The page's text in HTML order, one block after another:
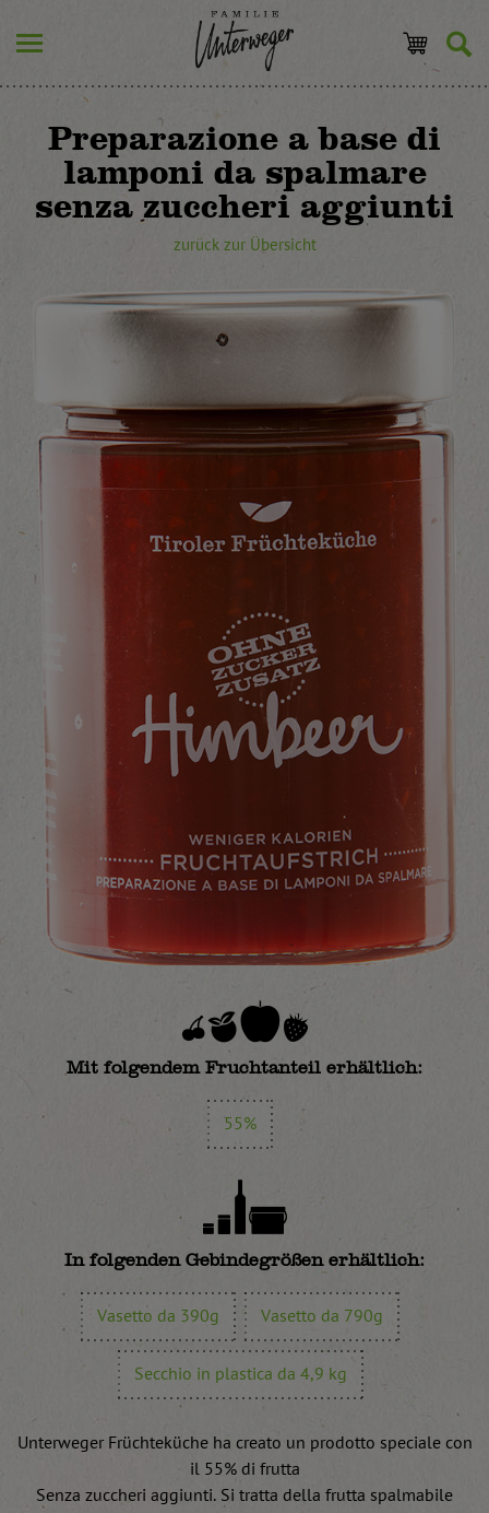
Preparazione a base di
lamponi da spalmare
senza zuccheri aggiunti
zurück zur Übersicht
Mit folgendem Fruchtanteil erhältlich:
55%
In folgenden Gebindegrößen erhältlich:
Vasetto da 390g Vasetto da 790g
Secchio in plastica da 4,9 kg
Unterweger Früchteküche ha creato un prodotto speciale con
il 55% di frutta
Senza zuccheri aggiunti. Si tratta della frutta spalmabile